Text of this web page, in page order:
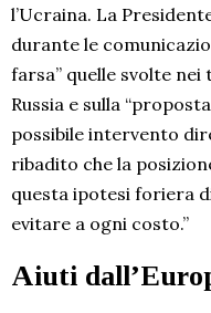
l’Ucraina. La
durante le
farsa” quelle svolte
Russia e sulla
possibile intervento
ribadito che la
questa ipotesi foriera
evitare a ogni costo.”
Aiuti